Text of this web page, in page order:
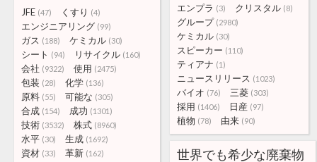
JFE (47) くすり (4)
エンジニアリング (99)
ガス (188) ケミカル (30)
シート (94) リサイクル (160)
会社 (9322) 使用 (2475)
包装 (28) 化学 (136)
原料 (55) 可能な (305)
合成 (154) 成功 (1301)
技術 (3532) 株式 (8960)
水平 (30) 生成 (1692)
資材 (33) 革新 (162)
エンプラ (3) クリスタル (8)
グループ (2980)
ケミカル (30)
スピーカー (110)
ティアナ (1)
ニュースリリース (1023)
バイオ (76) 三菱 (303)
採用 (1406) 日産 (97)
植物 (78) 由来 (90)
世界でも希少な廃棄物